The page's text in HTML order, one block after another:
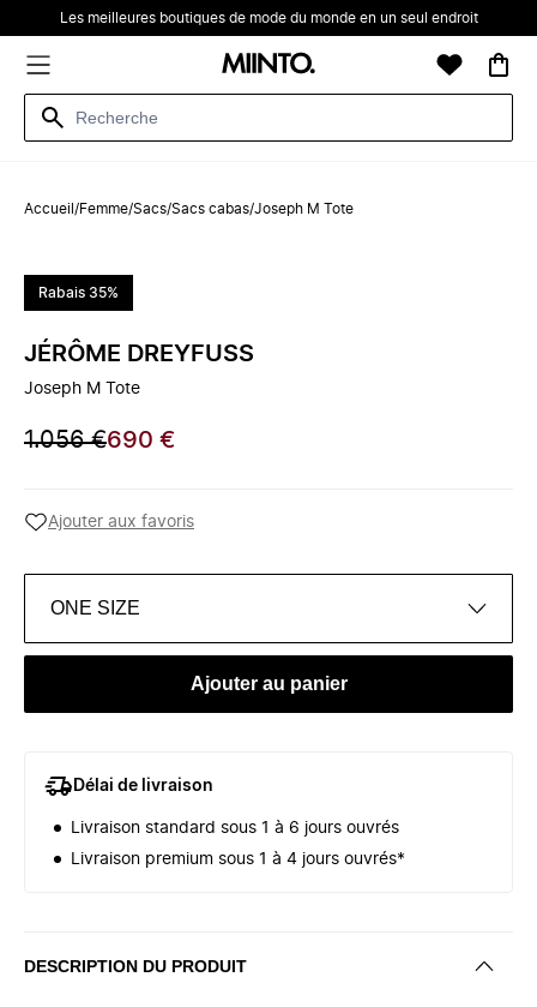
Les meilleures boutiques de mode du monde en un seul endroit
Accueil /Femme/Sacs/Sacs cabas/Joseph M Tote
Rabais 35%
JÉRÔME DREYFUSS
Joseph M Tote
1.056 €690 €
Ajouter aux favoris
ONE SIZE
Ajouter au panier
Délai de livraison
Livraison standard sous 1 à 6 jours ouvrés
Livraison premium sous 1 à 4 jours ouvrés*
DESCRIPTION DU PRODUIT